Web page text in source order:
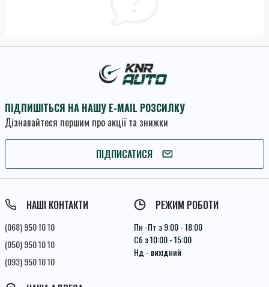
ПІДПИШІТЬСЯ НА НАШУ E-MAIL РОЗСИЛКУ
Дізнавайтеся першим про акції та знижки
ПІДПИСАТИСЯ
ПІДПИШІТЬСЯ
Умови угоди
НАШІ КОНТАКТИ
(068) 950 10 10
(050) 950 10 10
(093) 950 10 10
РЕЖИМ РОБОТИ
Пн -Пт з 9:00 - 18:00
Сб з 10:00 - 15:00
Нд - вихідний